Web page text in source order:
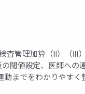
査管理加算（Ⅱ）（Ⅲ
閾値設定、医師へ
までをわかりやすく